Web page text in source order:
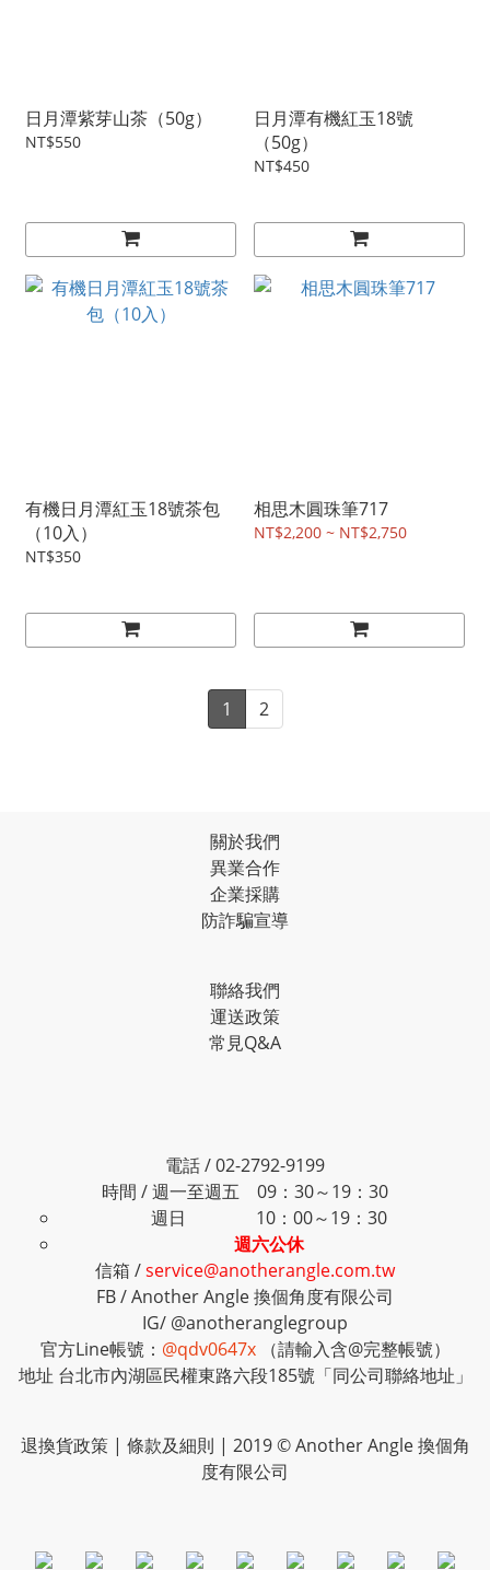
日月潭紫芽山茶（50g）
NT$550
日月潭有機紅玉18號
（50g）
NT$450
有機日月潭紅玉18號茶包
（10入）
NT$350
相思木圓珠筆717
NT$2,200 ~ NT$2,750
1 2
關於我們
異業合作
企業採購
防詐騙宣導
聯絡我們
運送政策
常見Q&A
電話 / 02-2792-9199
時間 / 週一至週五 09：30～19：30
週日 10：00～19：30
週六公休
信箱 /service@anotherangle.com.tw
FB /Another Angle 換個角度有限公司
IG/ @anotheranglegroup
官方Line帳號： @qdv0647x
（請輸入含@完整帳號）
地址 台北市內湖區民權東路六段185號「同公司聯絡地址」
退換貨政策| 條款及細則 | 2019 © Another Angle 換個角
度有限公司